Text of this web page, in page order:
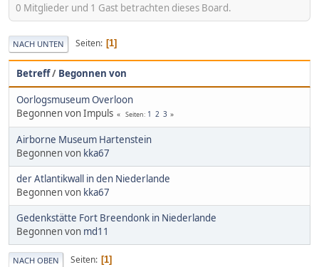
0 Mitglieder und 1 Gast betrachten dieses Board.
NACH UNTEN Seiten 1
Betreff/ Begonnen von
Oorlogsmuseum Overloon
Begonnen von Impuls
Seiten 1 2 3
Airborne Museum Hartenstein
Begonnen von kka67
der Atlantikwall in den Niederlande
Begonnen von kka67
Gedenkstätte Fort Breendonk in Niederlande
Begonnen von md11
NACH OBEN Seiten 1